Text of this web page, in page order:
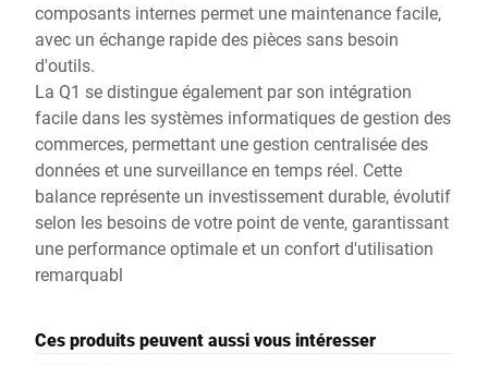
composants internes permet une maintenance facile,
avec un échange rapide des pièces sans besoin
d'outils.
La Q1 se distingue également par son intégration
facile dans les systèmes informatiques de gestion des
commerces, permettant une gestion centralisée des
données et une surveillance en temps réel. Cette
balance représente un investissement durable, évolutif
selon les besoins de votre point de vente, garantissant
une performance optimale et un confort d'utilisation
remarquabl
Ces produits peuvent aussi vous intéresser